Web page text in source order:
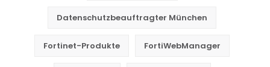
Datenschutzbeauftragter München
Fortinet-Produkte FortiWebManager